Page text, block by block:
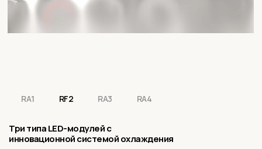
RA1 RF2 RA3 RA4
Три типа LED-модулей с
инновационной системой охлаждения